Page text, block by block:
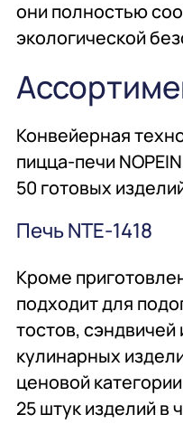
они полностью
экологической
Конвейерная
пицца-печи
50 готовых
Печь NTE-1418
Кроме
подходит для
тостов, сэндвичей
кулинарных
ценовой
25 штук изделий в